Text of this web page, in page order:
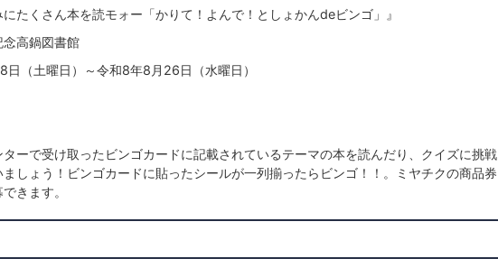
たくさん本を読モォー「かりて！よんで！としょかんdeビンゴ」』
高鍋図書館
日（土曜日）～令和8年8月26日（水曜日）
ーで受け取ったビンゴカードに記載されているテーマの本を読んだり、クイズに挑戦
ましょう！ビンゴカードに貼ったシールが一列揃ったらビンゴ！！。ミヤチクの商品券
きます。